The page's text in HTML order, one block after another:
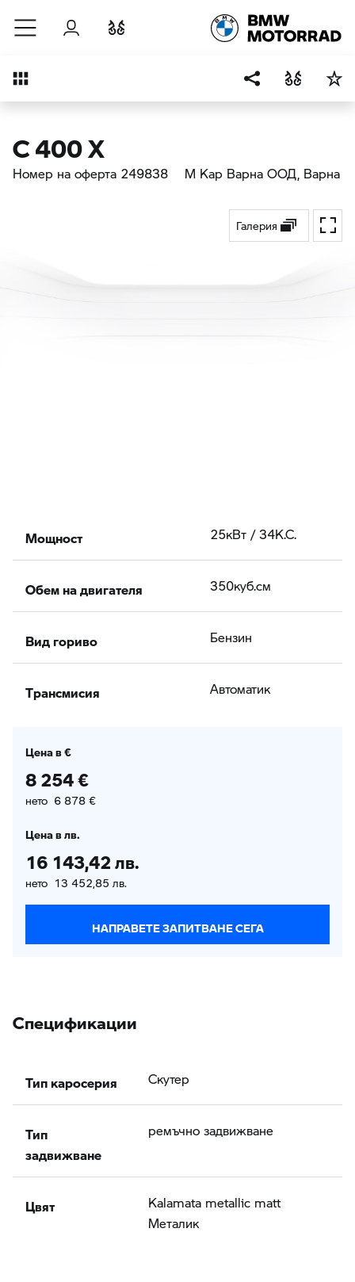
Към основното съдържание
Вход
Преглед
C 400 X
Номер на оферта 249838 М Кар Варна ООД, Варна
Галерия
Мощност 25кВт / 34К.С.
Обем на двигателя 350куб.cм
Вид гориво Бензин
Tрансмисия Автоматик
Цена в €
8 254 €
нето 6 878 €
Цена в лв.
16 143,42 лв.
нето 13 452,85 лв.
НАПРАВЕТЕ ЗАПИТВАНЕ СЕГА
Спецификации
Тип каросерия Скутер
Тип
задвижване
ремъчно задвижване
Цвят
Kalamata metallic matt
Meталик